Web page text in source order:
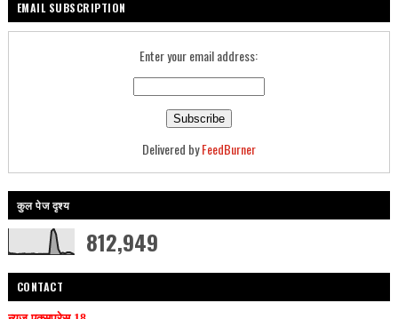
EMAIL SUBSCRIPTION
Enter your email address:
Delivered byFeedBurner
कुल पेज दृश्य
812,949
CONTACT